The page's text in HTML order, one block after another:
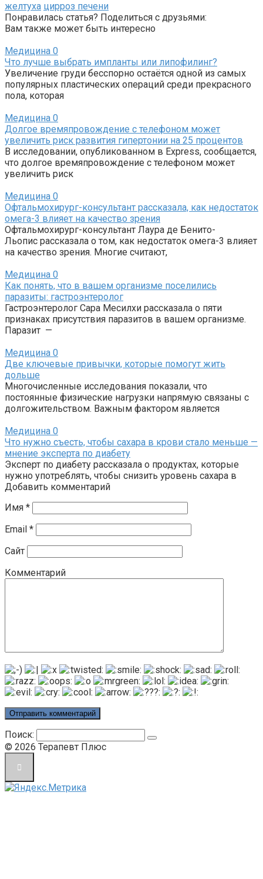
желтуха цирроз печени
Понравилась статья? Поделиться с друзьями:
Вам также может быть интересно
Медицина 0
Что лучше выбрать импланты или липофилинг?
Увеличение груди бесспорно остаётся одной из самых
популярных пластических операций среди прекрасного
пола, которая
Медицина 0
Долгое времяпровождение с телефоном может
увеличить риск развития гипертонии на 25 процентов
В исследовании, опубликованном в Express, сообщается,
что долгое времяпровождение с телефоном может
увеличить риск
Медицина 0
Офтальмохирург-консультант рассказала, как недостаток
омега-3 влияет на качество зрения
Офтальмохирург-консультант Лаура де Бенито-
Льопис рассказала о том, как недостаток омега-3 влияет
на качество зрения. Многие считают,
Медицина 0
Как понять, что в вашем организме поселились
паразиты: гастроэнтеролог
Гастроэнтеролог Сара Месилхи рассказала о пяти
признаках присутствия паразитов в вашем организме.
Паразит —
Медицина 0
Две ключевые привычки, которые помогут жить
дольше
Многочисленные исследования показали, что
постоянные физические нагрузки напрямую связаны с
долгожительством. Важным фактором является
Медицина 0
Что нужно съесть, чтобы сахара в крови стало меньше —
мнение эксперта по диабету
Эксперт по диабету рассказала о продуктах, которые
нужно употреблять, чтобы снизить уровень сахара в
Добавить комментарий
Имя *
Email *
Сайт
Комментарий
Поиск:
© 2026 Терапевт Плюс